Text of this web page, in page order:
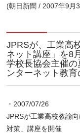
(朝日新聞 / 2007年9月
JPRSが、工業高
ネット講座」を8
学校長協会主催
ンターネット教育
・2007/07/26
JPRSが工業高校教諭
対策」講座を開催